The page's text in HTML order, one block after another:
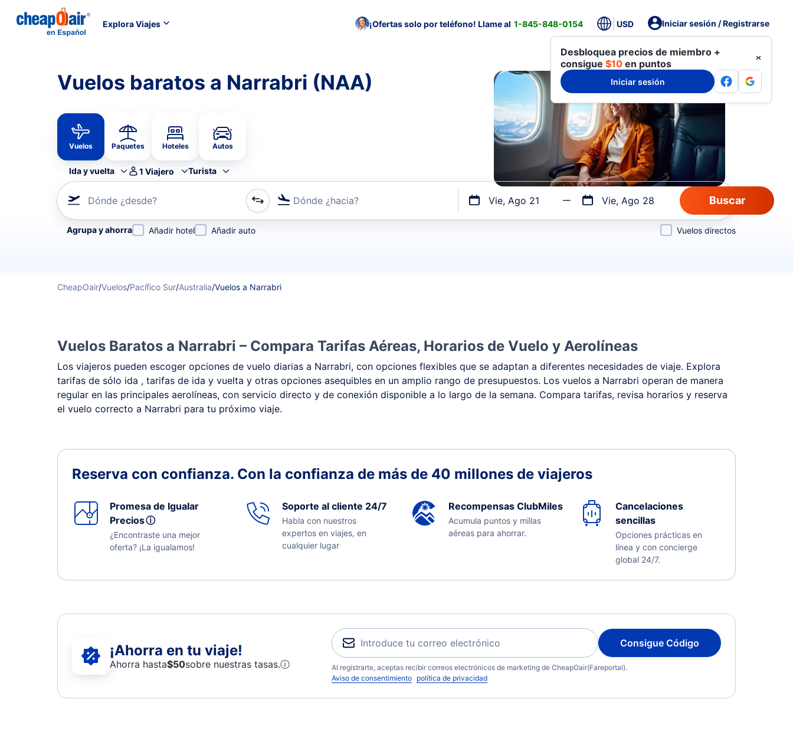
Explora Viajes ¡Ofertas solo por teléfono! Llame al 1-845-848-0154 USD Iniciar sesión / Registrarse
Desbloquea precios de miembro +
consigue $10 en puntos
Iniciar sesión
Vuelos baratos a Narrabri (NAA)
Vuelos Paquetes Hoteles Autos
Ida y vuelta 1 Viajero Turista
Dónde ¿desde? Dónde ¿hacia? Vie, Ago 21 Vie, Ago 28
Refina tu búsqueda por aerolínea, por ciudad o aeropuerto o por vuelos directos
Agrupa y ahorra Añadir hotel Añadir auto Vuelos directos
CheapOair/Vuelos/Pacífico Sur/Australia/Vuelos a Narrabri
Vuelos Baratos a Narrabri – Compara Tarifas Aéreas, Horarios de Vuelo y Aerolíneas
Los viajeros pueden escoger opciones de vuelo diarias a Narrabri, con opciones flexibles que se adaptan a diferentes necesidades de viaje. Explora
tarifas de sólo ida , tarifas de ida y vuelta y otras opciones asequibles en un amplio rango de presupuestos. Los vuelos a Narrabri operan de manera
regular en las principales aerolíneas, con servicio directo y de conexión disponible a lo largo de la semana. Compara tarifas, revisa horarios y reserva
el vuelo correcto a Narrabri para tu próximo viaje.
Reserva con confianza. Con la confianza de más de 40 millones de viajeros
Promesa de Igualar
Preciosⓘ
¿Encontraste una mejor
oferta? ¡La igualamos!
Soporte al cliente 24/7
Habla con nuestros
expertos en viajes, en
cualquier lugar
Recompensas ClubMiles
Acumula puntos y millas
aéreas para ahorrar.
Cancelaciones
sencillas
Opciones prácticas en
línea y con concierge
global 24/7.
¡Ahorra en tu viaje!
Ahorra hasta$50sobre nuestras tasas.ⓘ
Consigue Código
Al registrarte, aceptas recibir correos electrónicos de marketing de CheapOair(Fareportal).
Aviso de consentimiento política de privacidad